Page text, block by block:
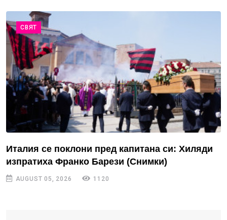
СВЯТ
Италия се поклони пред капитана си: Хиляди
изпратиха Франко Барези (Снимки)
AUGUST 05, 2026 1120